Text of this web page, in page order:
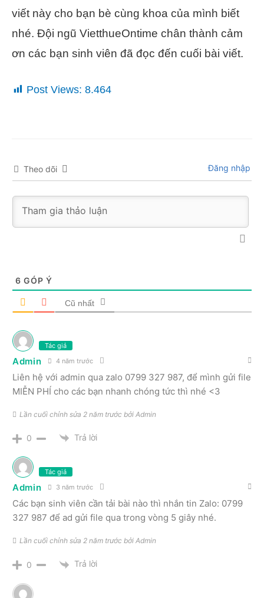
viết này cho bạn bè cùng khoa của mình biết
nhé. Đội ngũ VietthueOntime chân thành cảm
ơn các bạn sinh viên đã đọc đến cuối bài viết.
Post Views: 8.464
Theo dõi Đăng nhập
6 GÓP Ý
Cũ nhất
Tác giả
Admin 4 năm trước
Liên hệ với admin qua zalo 0799 327 987, để mình gửi file
MIỄN PHÍ cho các bạn nhanh chóng tức thì nhé <3
Lần cuối chỉnh sửa 2 năm trước bởi Admin
0 Trả lời
Tác giả
Admin 3 năm trước
Các bạn sinh viên cần tải bài nào thì nhắn tin Zalo: 0799
327 987 để ad gửi file qua trong vòng 5 giây nhé.
Lần cuối chỉnh sửa 2 năm trước bởi Admin
0 Trả lời